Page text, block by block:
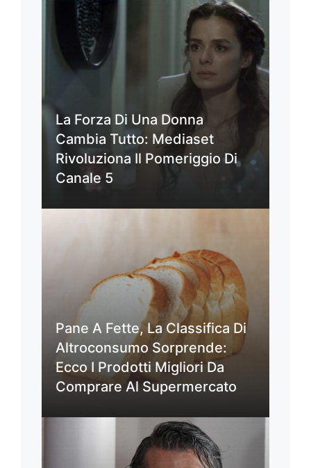
La Forza Di Una Donna
Cambia Tutto: Mediaset
Rivoluziona Il Pomeriggio Di
Canale 5
Pane A Fette, La Classifica Di
Altroconsumo Sorprende:
Ecco I Prodotti Migliori Da
Comprare Al Supermercato